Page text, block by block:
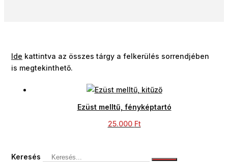
Ide kattintva az összes tárgy a felkerülés sorrendjében
is megtekinthető.
Ezüst melltű, fényképtartó
25.000 Ft
Keresés